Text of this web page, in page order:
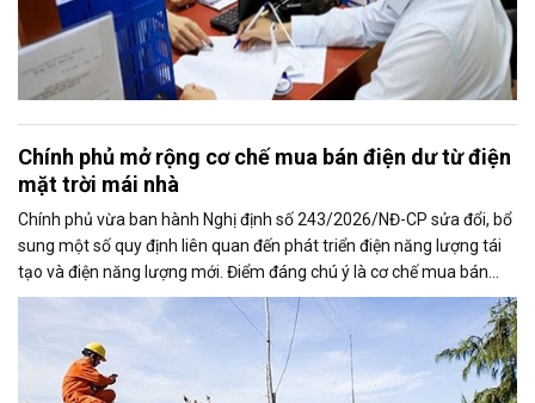
Chính phủ mở rộng cơ chế mua bán điện dư từ điện
mặt trời mái nhà
Chính phủ vừa ban hành Nghị định số 243/2026/NĐ-CP sửa đổi, bổ
sung một số quy định liên quan đến phát triển điện năng lượng tái
tạo và điện năng lượng mới. Điểm đáng chú ý là cơ chế mua bán
điện dư từ các hệ thống điện mặt trời mái nhà được mở rộng, trong
đó nâng tỷ lệ sản lượng điện dư được phép giao dịch từ 20% lên tối
đa 50%, tạo thêm động lực cho người dân và doanh nghiệp đầu tư
vào nguồn điện sạch.